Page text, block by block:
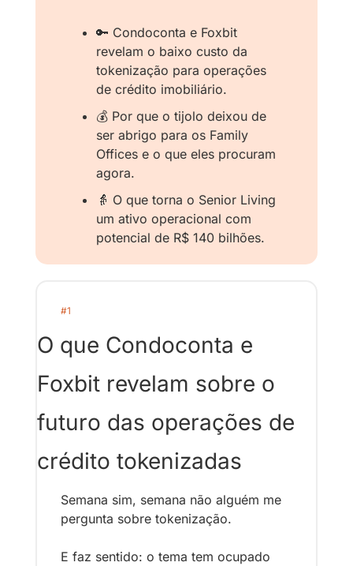
🔑 Condoconta e Foxbit
revelam o baixo custo da
tokenização para operações
de crédito imobiliário.
💰 Por que o tijolo deixou de
ser abrigo para os Family
Offices e o que eles procuram
agora.
👵 O que torna o Senior Living
um ativo operacional com
potencial de R$ 140 bilhões.
#1
O que Condoconta e
Foxbit revelam sobre o
futuro das operações de
crédito tokenizadas
Semana sim, semana não alguém me
pergunta sobre tokenização.
E faz sentido: o tema tem ocupado